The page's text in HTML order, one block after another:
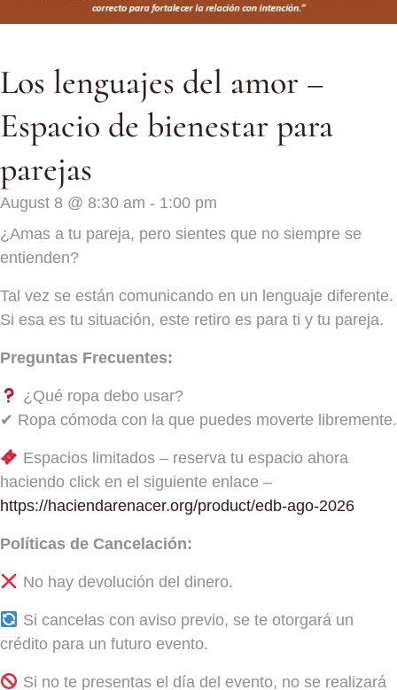
Los lenguajes del amor –
Espacio de bienestar para
parejas
August 8 @ 8:30 am - 1:00 pm
¿Amas a tu pareja, pero sientes que no siempre se
entienden?
Tal vez se están comunicando en un lenguaje diferente.
Si esa es tu situación, este retiro es para ti y tu pareja.
Preguntas Frecuentes:
¿Qué ropa debo usar?
✔ Ropa cómoda con la que puedes moverte libremente.
Espacios limitados – reserva tu espacio ahora
haciendo click en el siguiente enlace –
https://haciendarenacer.org/product/edb-ago-2026
Políticas de Cancelación:
No hay devolución del dinero.
Si cancelas con aviso previo, se te otorgará un
crédito para un futuro evento.
Si no te presentas el día del evento, no se realizará